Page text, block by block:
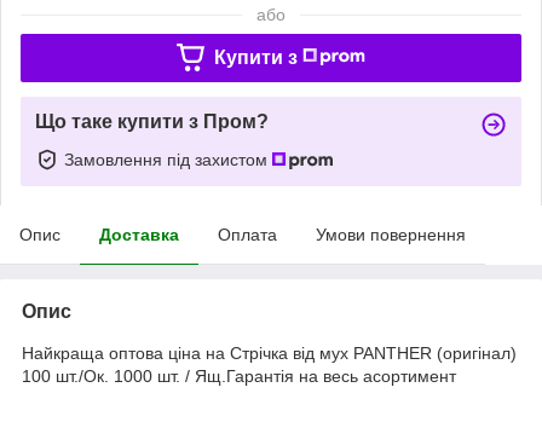
або
Купити з
Що таке купити з Пром?
Замовлення під захистом
Опис Доставка Оплата Умови повернення
Опис
Найкраща оптова ціна на Стрічка від мух PANTHER (оригінал)
100 шт./Ок. 1000 шт. / Ящ.Гарантія на весь асортимент